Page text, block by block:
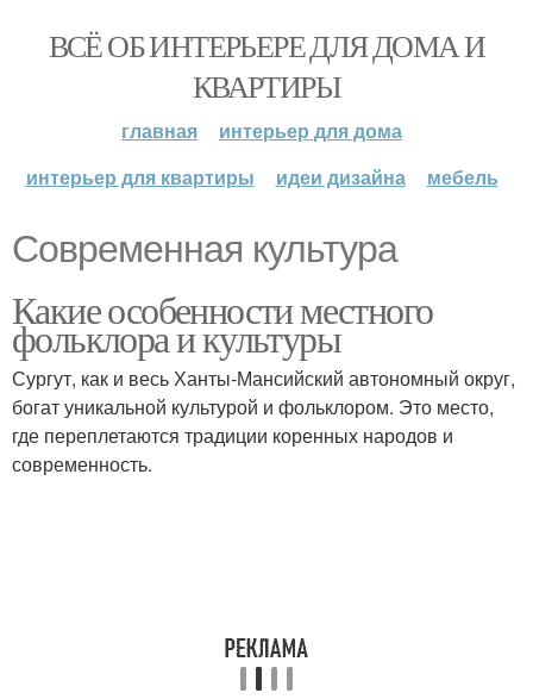
ВСЁ ОБ ИНТЕРЬЕРЕ ДЛЯ ДОМА И
КВАРТИРЫ
главная
интерьер для дома
интерьер для квартиры
идеи дизайна мебель
Современная культура
Какие особенности местного
фольклора и культуры
Сургут, как и весь Ханты-Мансийский автономный округ,
богат уникальной культурой и фольклором. Это место,
где переплетаются традиции коренных народов и
современность.